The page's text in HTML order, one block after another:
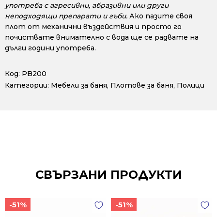
употреба с агресивни, абразивни или други
неподходящи препарати и гъби. Ако пазите своя
плот от механични въздействия и просто го
почиствате внимателно с вода ще се радвате на
дълги години употреба.
Код: PB200
Категории: Мебели за баня, Плотове за баня, Полици
СВЪРЗАНИ ПРОДУКТИ
-51% -51%